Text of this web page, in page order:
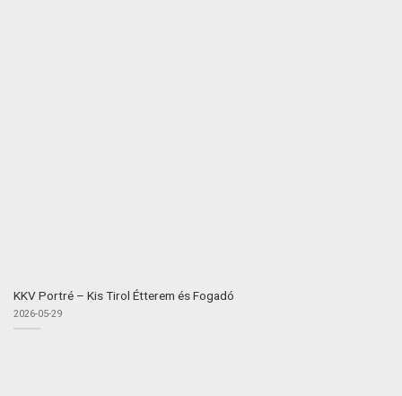
KKV Portré – Kis Tirol Étterem és Fogadó
2026-05-29